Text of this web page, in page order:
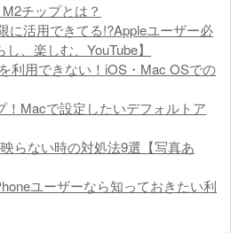
チップとは？
に活用できてる!?Appleユーザー必
、楽しむ、YouTube】
利用できない！iOS・Mac OSでの
！Macで設定したいデフォルトア
らない時の対処法9選【写真あ
ユーザーなら知っておきたい利